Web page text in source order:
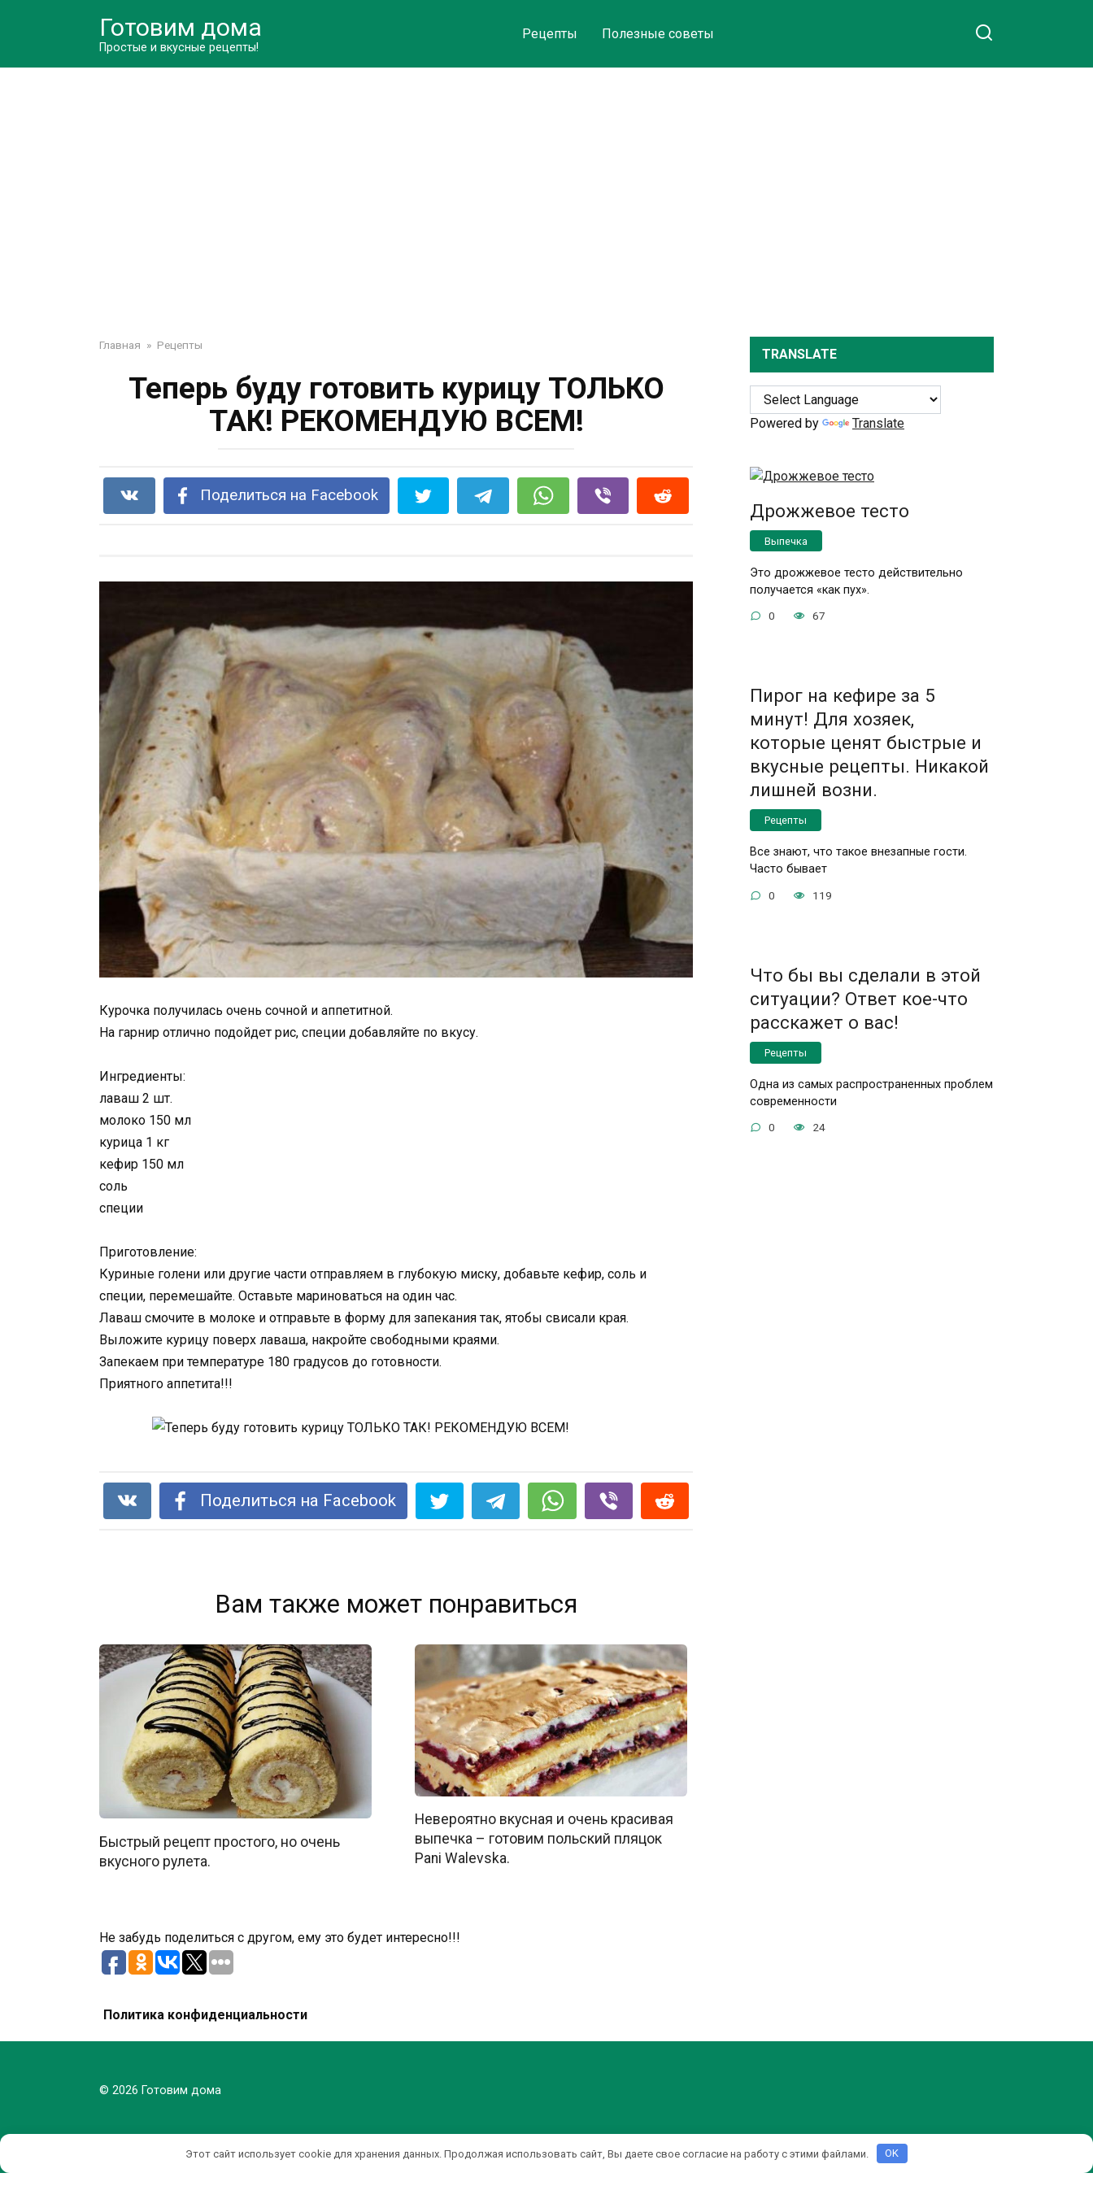
Готовим дома
Простые и вкусные рецепты!
Рецепты Полезные советы
Главная » Рецепты
Теперь буду готовить курицу ТОЛЬКО
ТАК! РЕКОМЕНДУЮ ВСЕМ!
Поделиться на Facebook
Курочка получилась очень сочной и аппетитной.
На гарнир отлично подойдет рис, специи добавляйте по вкусу.
Ингредиенты:
лаваш 2 шт.
молоко 150 мл
курица 1 кг
кефир 150 мл
соль
специи
Приготовление:
Куриные голени или другие части отправляем в глубокую миску, добавьте кефир, соль и
специи, перемешайте. Оставьте мариноваться на один час.
Лаваш смочите в молоке и отправьте в форму для запекания так, ятобы свисали края.
Выложите курицу поверх лаваша, накройте свободными краями.
Запекаем при температуре 180 градусов до готовности.
Приятного аппетита!!!
Поделиться на Facebook
Вам также может понравиться
Быстрый рецепт простого, но очень
вкусного рулета.
Невероятно вкусная и очень красивая
выпечка – готовим польский пляцок
Pani Walevska.
TRANSLATE
Powered by Translate
Дрожжевое тесто
Выпечка
Это дрожжевое тесто действительно
получается «как пух».
0 67
Пирог на кефире за 5
минут! Для хозяек,
которые ценят быстрые и
вкусные рецепты. Никакой
лишней возни.
Рецепты
Все знают, что такое внезапные гости.
Часто бывает
0 119
Что бы вы сделали в этой
ситуации? Ответ кое-что
расскажет о вас!
Рецепты
Одна из самых распространенных проблем
современности
0 24
Не забудь поделиться с другом, ему это будет интересно!!!
Политика конфиденциальности
© 2026 Готовим дома
Этот сайт использует cookie для хранения данных. Продолжая использовать сайт, Вы даете свое согласие на работу с этими файлами. OK